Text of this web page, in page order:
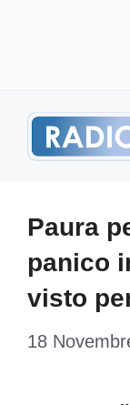
Paura
panico
visto
18